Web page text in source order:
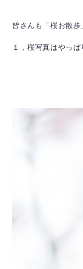
皆さんも「桜お散
１，桜写真はやっぱ